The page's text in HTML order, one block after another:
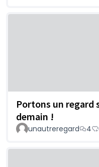
Portons un regard
demain !
unautreregard 4